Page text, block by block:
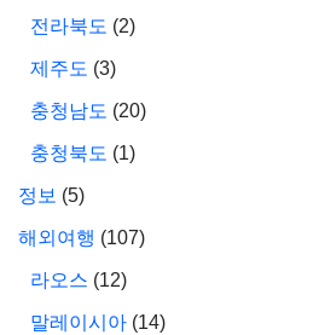
전라북도 (2)
제주도 (3)
충청남도 (20)
충청북도 (1)
정보 (5)
해외여행 (107)
라오스 (12)
말레이시아 (14)